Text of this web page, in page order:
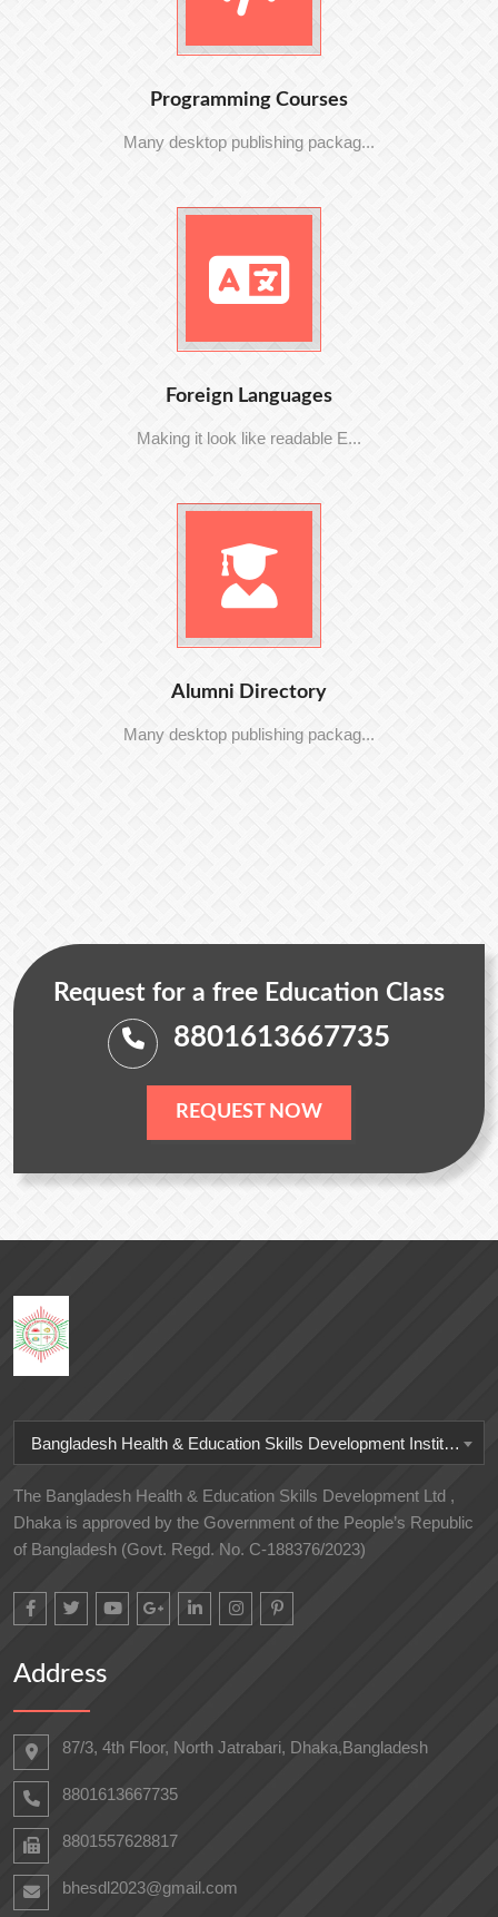
Programming Courses
Many desktop publishing packag...
Foreign Languages
Making it look like readable E...
Alumni Directory
Many desktop publishing packag...
Request for a free Education Class
8801613667735
REQUEST NOW
Bangladesh Health & Education Skills Development Institute
The Bangladesh Health & Education Skills Development Ltd ,
Dhaka is approved by the Government of the People’s Republic
of Bangladesh (Govt. Regd. No. C-188376/2023)
Address
87/3, 4th Floor, North Jatrabari, Dhaka,Bangladesh
8801613667735
8801557628817
bhesdl2023@gmail.com